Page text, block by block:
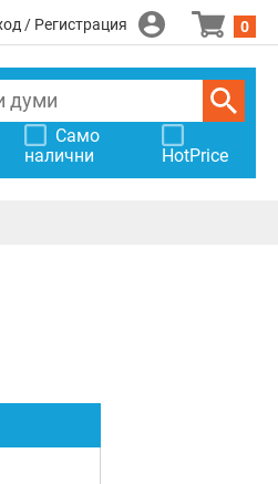
/ Регистрация 0
Само
налични
HotPrice